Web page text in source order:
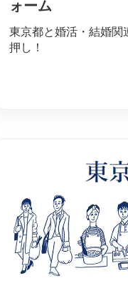
ォーム
東京都と婚活・結婚
押し！